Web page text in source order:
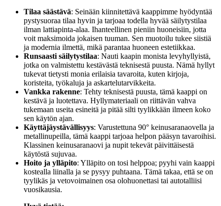
Tilaa säästävä: Seinään kiinnitettävä kaappimme hyödyntää
pystysuoraa tilaa hyvin ja tarjoaa todella hyvää säilytystilaa
ilman lattiapinta-alaa. Ihanteellinen pieniin huoneisiin, jotta
voit maksimoida jokaisen tuuman. Sen muotoilu tukee siistiä
ja modernia ilmettä, mikä parantaa huoneen estetiikkaa.
Runsaasti säilytystilaa: Nauti kaapin monista levyhyllyistä,
jotka on valmistettu kestävästä teknisestä puusta. Nämä hyllyt
tukevat tietysti monia erilaisia tavaroita, kuten kirjoja,
koristeita, työkaluja ja askartelutarvikkeita.
Vankka rakenne: Tehty teknisestä puusta, tämä kaappi on
kestävä ja luotettava. Hyllymateriaali on riittävän vahva
tukemaan useita esineitä ja pitää silti tyylikkään ilmeen koko
sen käytön ajan.
Käyttäjäystävällisyys: Varustettuna 90° keinusaranaovella ja
metallinupeilla, tämä kaappi tarjoaa helpon pääsyn tavaroihisi.
Klassinen keinusaranaovi ja nupit tekevät päivittäisestä
käytöstä sujuvaa.
Hoito ja ylläpito: Ylläpito on tosi helppoa; pyyhi vain kaappi
kostealla liinalla ja se pysyy puhtaana. Tämä takaa, että se on
tyylikäs ja vetovoimainen osa olohuonettasi tai autotalliisi
vuosikausia.